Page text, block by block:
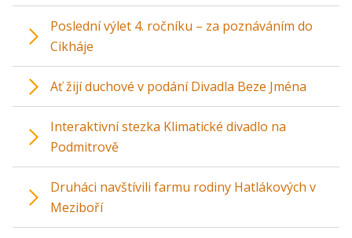
Poslední výlet 4. ročníku – za poznáváním do
Cikháje
Ať žijí duchové v podání Divadla Beze Jména
Interaktivní stezka Klimatické divadlo na
Podmitrově
Druháci navštívili farmu rodiny Hatlákových v
Meziboří